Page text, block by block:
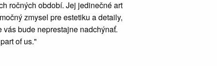
ročných období. Jej jedinečné art
zmysel pre estetiku a detaily,
vás bude neprestajne nadchýnať.
of us."